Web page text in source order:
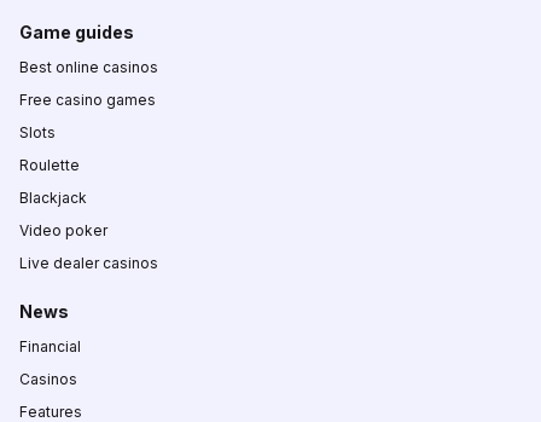
Game guides
Best online casinos
Free casino games
Slots
Roulette
Blackjack
Video poker
Live dealer casinos
News
Financial
Casinos
Features